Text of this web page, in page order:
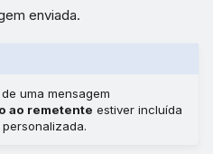
enviada.
uma mensagem
ao remetente estiver incluída